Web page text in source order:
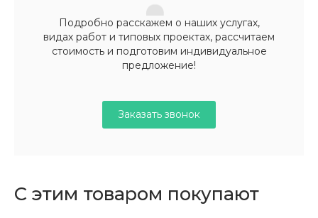
Подробно расскажем о наших услугах,
видах работ и типовых проектах, рассчитаем
стоимость и подготовим индивидуальное
предложение!
Заказать звонок
С этим товаром покупают